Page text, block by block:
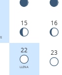
15 16
22
LLENA
23